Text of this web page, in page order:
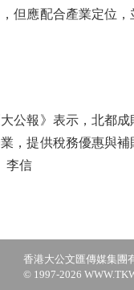
但應配合產業定位
報》表示，北都成
，提供稅務優惠與
李信
香港大公文匯傳媒集團
© 1997-2026